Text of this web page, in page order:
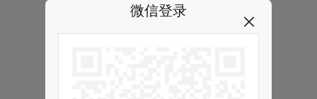
微信登录